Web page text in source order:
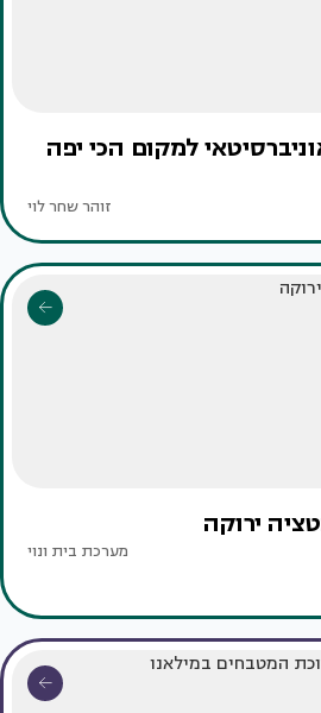
למקום הכי יפה
זוהר שחר לוי
ירוקה
מערכת בית ונוי